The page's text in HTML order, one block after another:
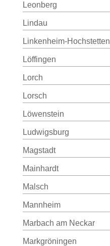
Leonberg
Lindau
Linkenheim-Hochstetten
Löffingen
Lorch
Lorsch
Löwenstein
Ludwigsburg
Magstadt
Mainhardt
Malsch
Mannheim
Marbach am Neckar
Markgröningen